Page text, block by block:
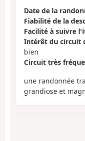
Date de la
Fiabilité de la
Facilité à suivre
Intérêt du circuit
bien
Circuit très
une randonnée
grandiose et